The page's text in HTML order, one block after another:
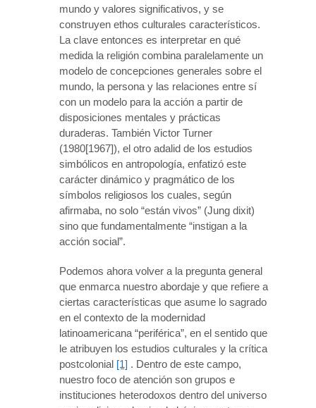
mundo y valores significativos, y se
construyen ethos culturales característicos.
La clave entonces es interpretar en qué
medida la religión combina paralelamente un
modelo de concepciones generales sobre el
mundo, la persona y las relaciones entre sí
con un modelo para la acción a partir de
disposiciones mentales y prácticas
duraderas. También Victor Turner
(1980[1967]), el otro adalid de los estudios
simbólicos en antropología, enfatizó este
carácter dinámico y pragmático de los
símbolos religiosos los cuales, según
afirmaba, no solo “están vivos” (Jung dixit)
sino que fundamentalmente “instigan a la
acción social”.
Podemos ahora volver a la pregunta general
que enmarca nuestro abordaje y que refiere a
ciertas características que asume lo sagrado
en el contexto de la modernidad
latinoamericana “periférica”, en el sentido que
le atribuyen los estudios culturales y la crítica
postcolonial [1] . Dentro de este campo,
nuestro foco de atención son grupos e
instituciones heterodoxos dentro del universo